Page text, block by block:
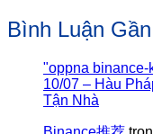
Bình Luận
"oppna binance-
10/07 – Hàu
Tận Nhà